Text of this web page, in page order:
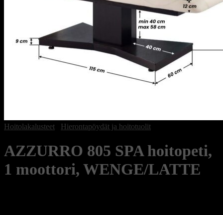
Hoitolakalusteet Hierontapöydät ja hoitotuolit
AZZURRO 805 SPA hoitopeti,
1 moottori, WENGE/LATTE